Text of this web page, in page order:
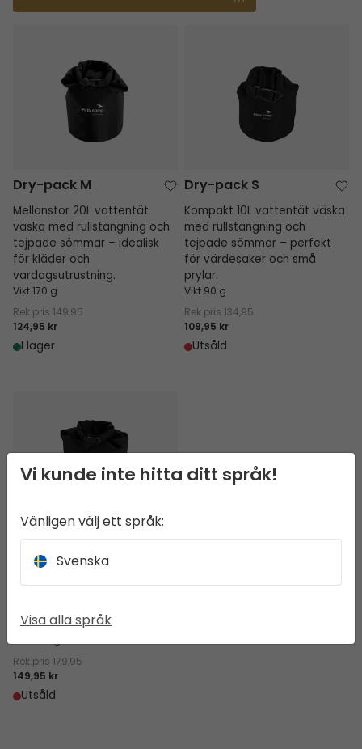
Dry-pack M
Mellanstor 20L vattentät
väska med rullstängning och
tejpade sömmar – idealisk
för kläder och
vardagsutrustning.
Vikt 170 g
Rek.pris 149,95
124,95 kr
I lager
Dry-pack S
Kompakt 10L vattentät väska
med rullstängning och
tejpade sömmar – perfekt
för värdesaker och små
prylar.
Vikt 90 g
Rek.pris 134,95
109,95 kr
Utsåld
Dry-pack L
tejpade sömmar – pålitlig
förvaring för större packning.
Vikt 200 g
Rek.pris 179,95
149,95 kr
Utsåld
Vi kunde inte hitta ditt språk!
Vänligen välj ett språk:
Svenska
Visa alla språk